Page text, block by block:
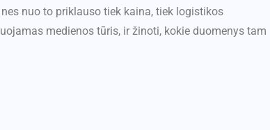
nuo to priklauso tiek kaina, tiek logistikos
medienos tūris, ir žinoti, kokie duomenys tam